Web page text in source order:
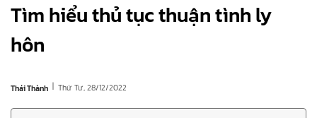
Tìm hiểu thủ tục thuận tình ly
hôn
Thái Thành | Thứ Tư, 28/12/2022